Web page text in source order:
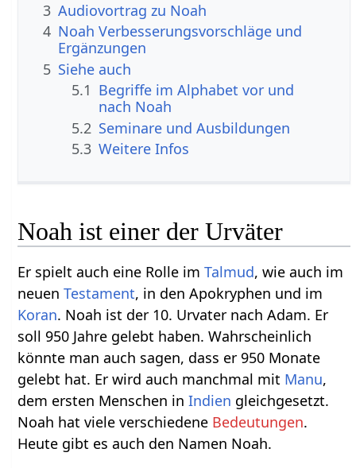
3 Audiovortrag zu Noah
4 Noah Verbesserungsvorschläge und
Ergänzungen
5 Siehe auch
5.1 Begriffe im Alphabet vor und
nach Noah
5.2 Seminare und Ausbildungen
5.3 Weitere Infos
Noah ist einer der Urväter
Er spielt auch eine Rolle imTalmud, wie auch im
neuenTestament, in den Apokryphen und im
Koran. Noah ist der 10. Urvater nach Adam. Er
soll 950 Jahre gelebt haben. Wahrscheinlich
könnte man auch sagen, dass er 950 Monate
gelebt hat. Er wird auch manchmal mit Manu,
dem ersten Menschen inIndien gleichgesetzt.
Noah hat viele verschiedene Bedeutungen.
Heute gibt es auch den Namen Noah.